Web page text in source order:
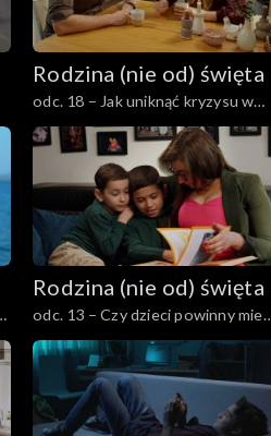
Rodzina (nie od) święta
odc. 18 – Jak uniknąć kryzysu w
małżeństwie po narodzinach
dziecka?
Rodzina (nie od) święta
odc. 13 – Czy dzieci powinny mieć
obowiązki domowe?